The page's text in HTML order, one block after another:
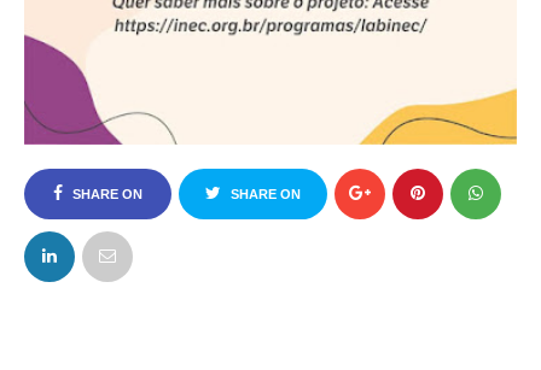
SHARE ON
FACEBOOK
SHARE ON